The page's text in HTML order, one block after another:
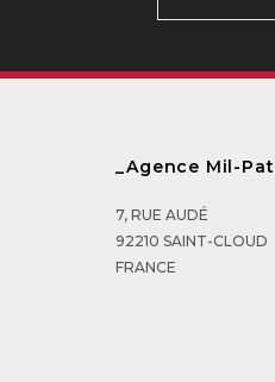
_Agence Mil-Pat
7, RUE AUDÉ
92210 SAINT-CLOUD
FRANCE